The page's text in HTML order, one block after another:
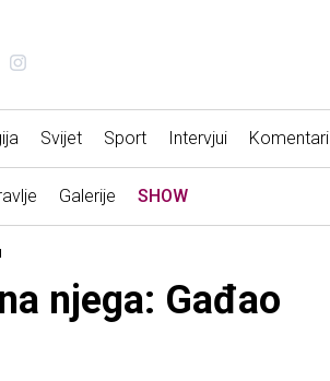
Svijet Sport Intervjui Komentari
Galerije SHOW
njega: Gađao